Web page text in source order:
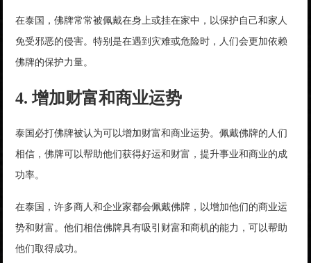
在泰国，佛牌常常被佩戴在身上或挂在家中，以保护自己和家人
免受邪恶的侵害。特别是在遇到灾难或危险时，人们会更加依赖
佛牌的保护力量。
4. 增加财富和商业运势
泰国必打佛牌被认为可以增加财富和商业运势。佩戴佛牌的人们
相信，佛牌可以帮助他们获得好运和财富，提升事业和商业的成
功率。
在泰国，许多商人和企业家都会佩戴佛牌，以增加他们的商业运
势和财富。他们相信佛牌具有吸引财富和商机的能力，可以帮助
他们取得成功。